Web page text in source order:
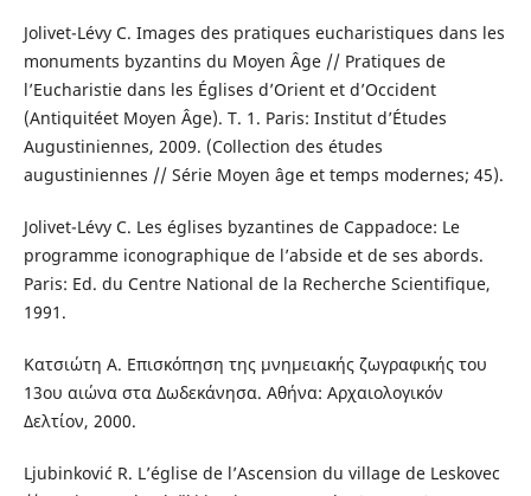
Jolivet-Lévy C. Images des pratiques eucharistiques dans les
monuments byzantins du Moyen Âge // Pratiques de
l’Eucharistie dans les Églises d’Orient et d’Occident
(Antiquitéet Moyen Âge). Т. 1. Paris: Institut d’Études
Augustiniennes, 2009. (Collection des études
augustiniennes // Série Moyen âge et temps modernes; 45).
Jolivet-Lévy C. Les églises byzantines de Cappadoce: Le
programme iconographique de l’abside et de ses abords.
Paris: Ed. du Centre National de la Recherche Scientifique,
1991.
Kατσιώτη A. Eπισκόπηση της μνημειακής ζωγραφικής του
13ου αιώνα στα Δωδεκάνησα. Aθήνα: Aρχαιολογικόν
Δελτίον, 2000.
Ljubinković R. L’église de l’Ascension du village de Leskovec